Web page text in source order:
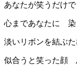
あなたが笑うだけ
心まであなたに 染
淡いリボンを結ぶ
似合うと笑った顔